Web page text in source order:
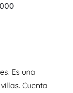
Es una
Cuenta